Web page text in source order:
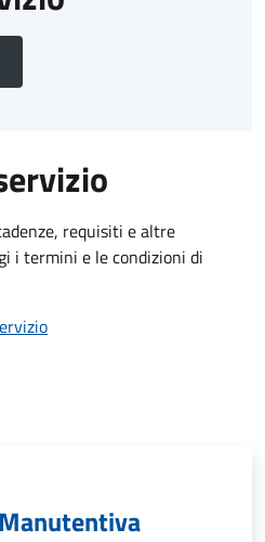
requisiti e altre
i termini e le condizioni di